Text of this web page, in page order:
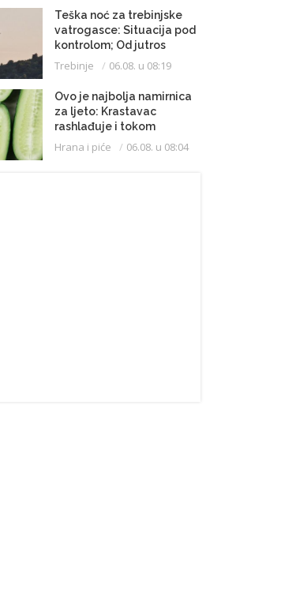
Teška noć za trebinjske
vatrogasce: Situacija pod
kontrolom; Od jutros
dejstvuje helikopter
Trebinje 06.08. u 08:19
Ovo je najbolja namirnica
za ljeto: Krastavac
rashlađuje i tokom
najvrelijih dana
Hrana i piće 06.08. u 08:04